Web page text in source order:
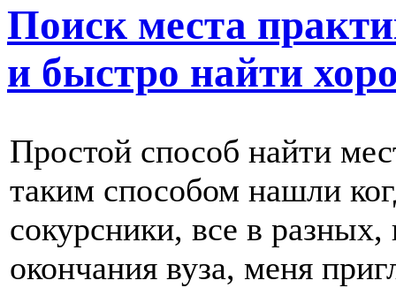
Поиск места
и быстро найти
Простой способ найти
таким способом нашли
сокурсники, все в
окончания вуза, меня